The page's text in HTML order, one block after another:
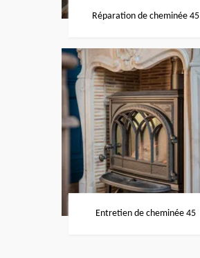
Réparation de cheminée 45
Entretien de cheminée 45